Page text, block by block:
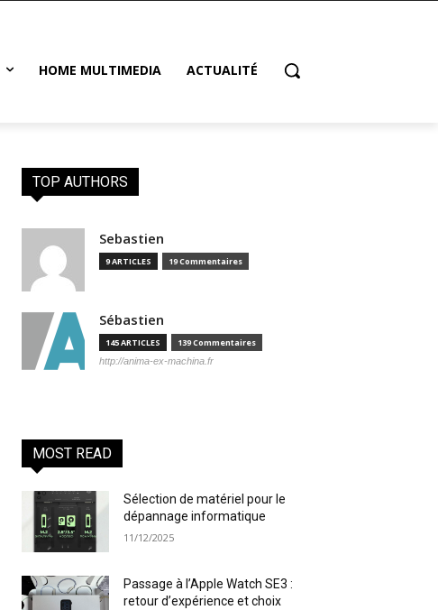
HOME MULTIMEDIA ACTUALITÉ
TOP AUTHORS
Sebastien
9 ARTICLES 19 Commentaires
Sébastien
145 ARTICLES 139 Commentaires
http://anima-ex-machina.fr
MOST READ
Sélection de matériel pour le
dépannage informatique
11/12/2025
Passage à l’Apple Watch SE3 :
retour d’expérience et choix